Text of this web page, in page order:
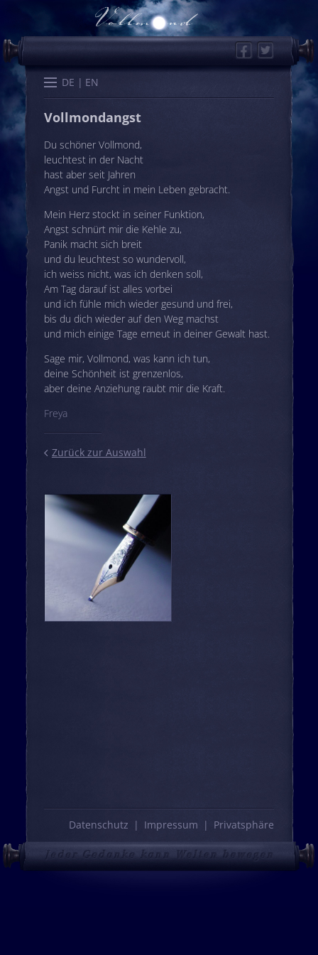
FacebookTwitter
DE EN
Start Kalender Karten
Vollmondangst
Du schöner Vollmond,
leuchtest in der Nacht
hast aber seit Jahren
Angst und Furcht in mein Leben gebracht.
Mein Herz stockt in seiner Funktion,
Angst schnürt mir die Kehle zu,
Panik macht sich breit
und du leuchtest so wundervoll,
ich weiss nicht, was ich denken soll,
Am Tag darauf ist alles vorbei
und ich fühle mich wieder gesund und frei,
bis du dich wieder auf den Weg machst
und mich einige Tage erneut in deiner Gewalt hast.
Sage mir, Vollmond, was kann ich tun,
deine Schönheit ist grenzenlos,
aber deine Anziehung raubt mir die Kraft.
Freya
Zurück zur Auswahl
Datenschutz Impressum Privatsphäre